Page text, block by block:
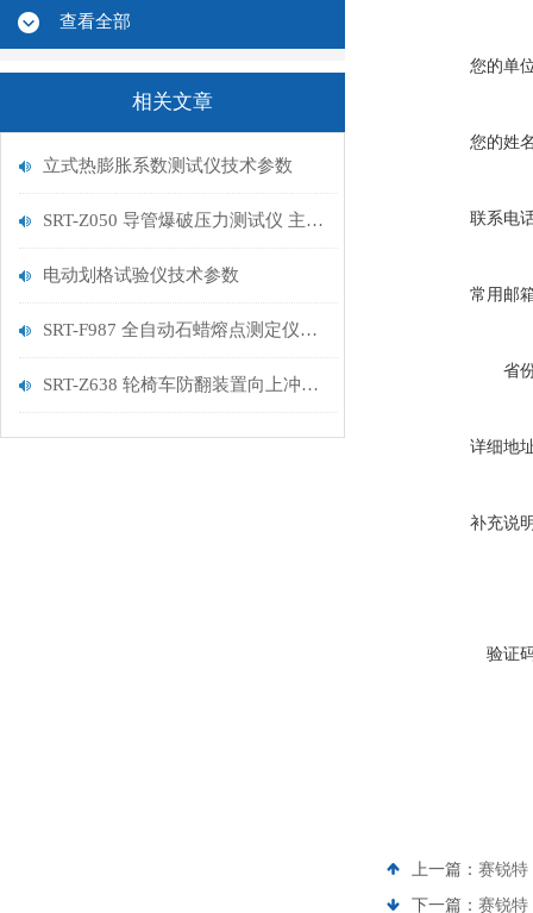
查看全部
相关文章
立式热膨胀系数测试仪技术参数
SRT-Z050 导管爆破压力测试仪 主要参数原理 山东赛锐特
电动划格试验仪技术参数
SRT-F987 全自动石蜡熔点测定仪的应用介绍 提供技术指导
SRT-Z638 轮椅车防翻装置向上冲击测试试验机的应用有哪些 参数稳定
您的单
您的姓
联系电
常用邮
省
详细地
补充说
验证
上一篇： 赛锐特
下一篇： 赛锐特